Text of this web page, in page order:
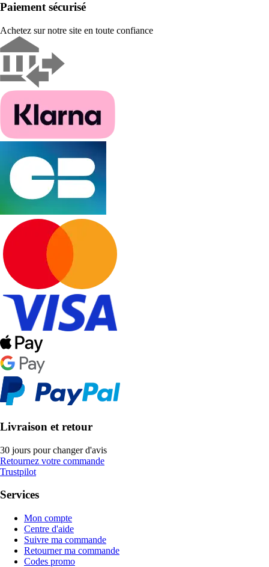
Paiement sécurisé
Achetez sur notre site en toute confiance
Livraison et retour
30 jours pour changer d'avis
Retournez votre commande
Trustpilot
Services
Mon compte
Centre d'aide
Suivre ma commande
Retourner ma commande
Codes promo